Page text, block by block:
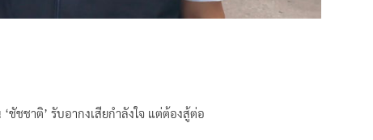
ชัชชาติ’ รับอากงเสียกำลังใจ แต่ต้องสู้ต่อ